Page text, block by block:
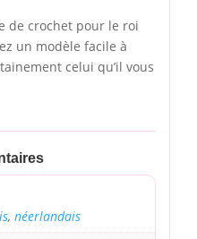
de crochet pour le roi
un modèle facile à
celui qu’il vous
, néerlandais